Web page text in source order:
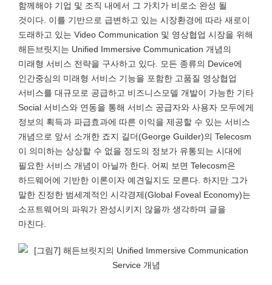
함께해야 기업 및 조직 내에서 그 가치가 비로소 완성 될
것이다. 이를 기반으로 급변하고 있는 시장환경에 따라 새로이
도래하고 있는 Video Communication 및 영상협업 시장을 위해
해든브릿지는 Unified Immersive Communication 개념의
미래형 서비스 전략을 구사하고 있다. 모든 종류의 Device에
인간중심의 미래형 서비스 기능을 포함한 고품질 영상협업
서비스를 대규모로 공급하고 비즈니스모델 개발이 가능한 기타
Social 서비스와 연동을 통해 서비스 공급자와 사용자 모두에게
정보의 획득과 파급효과에 따른 이익을 제공할 수 있는 서비스
개념으로 앞서 소개한 죠지 길더(George Guilder)의 Telecosm
이 의미하는 상상할 수 없을 정도의 정보가 유통되는 시대에
필요한 서비스 개념이 아닐까 한다. 어찌 보면 Telecosm은
하드웨어에 기반한 이론이자 예견일지도 모른다. 하지만 그가
말한 진정한 범세계적인 시각경제(Global Foveal Economy)는
소프트웨어의 파워가 완성시키지 않을까 생각하며 글을
마친다.